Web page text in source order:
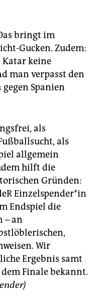
bringt im
Gucken. Zudem:
Katar keine
man verpasst den
gegen Spanien
als
als
allgemein
hilft die
Gründen:
Ein­zel­spen­de­r*in
Endspiel die
– an
Wir
Ergebnis samt
Finale bekannt.